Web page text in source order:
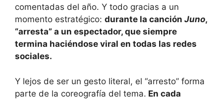
comentadas del año. Y todo gracias a un
momento estratégico: durante la canción Juno,
“arresta” a un espectador, que siempre
termina haciéndose viral en todas las redes
sociales.
Y lejos de ser un gesto literal, el “arresto” forma
parte de la coreografía del tema. En cada